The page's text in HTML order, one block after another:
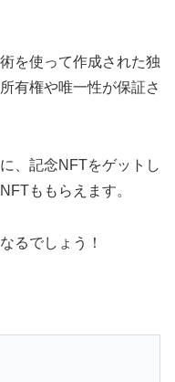
を使って作成された独
有権や唯一性が保証さ
、記念NFTをゲットし
ももらえます。
るでしょう！